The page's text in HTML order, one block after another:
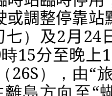
或調整停靠站
七） 及2月 24
時15分至晚上
26S），由“
島方向至“